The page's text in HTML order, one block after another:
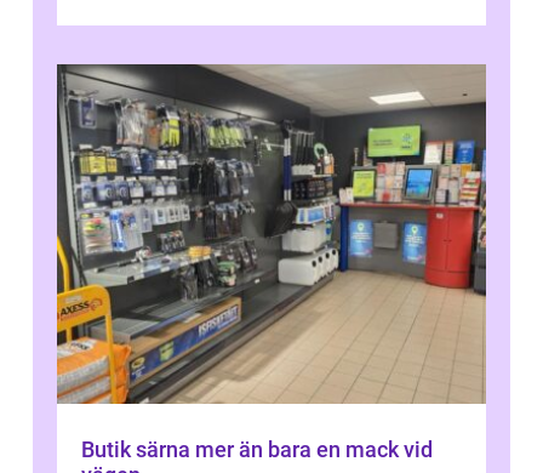
Butik särna mer än bara en mack vid